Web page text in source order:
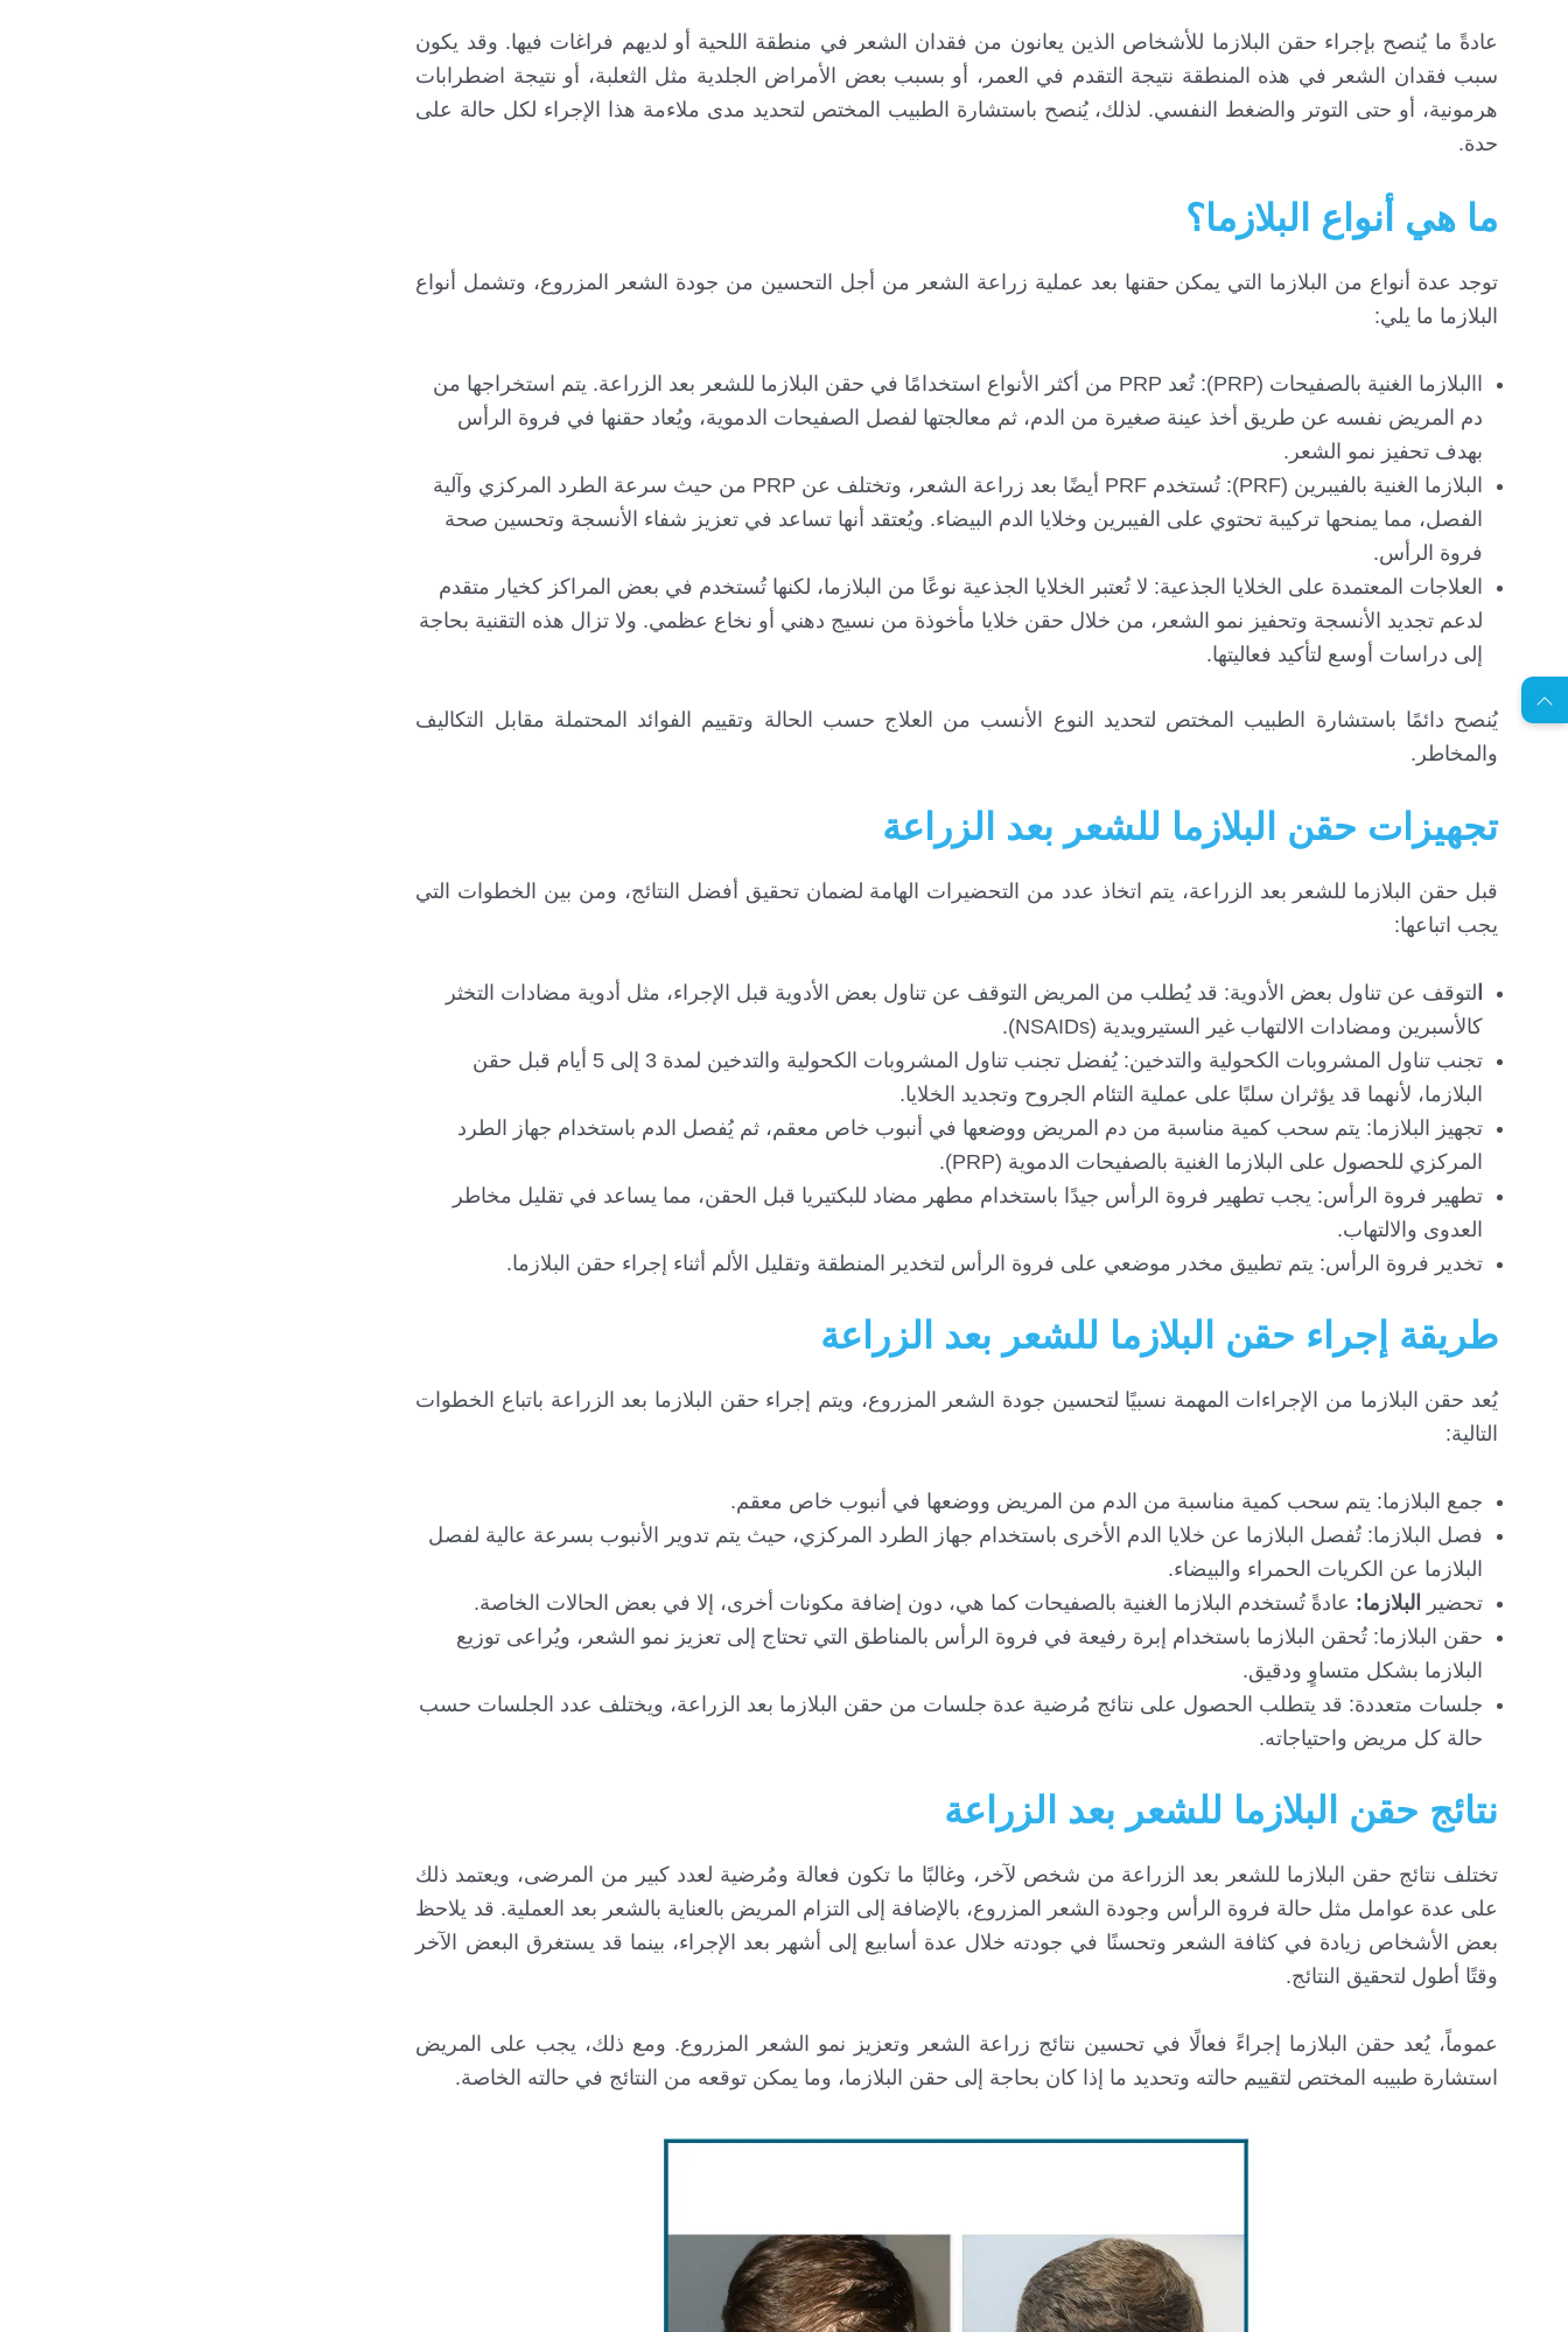
عادةً ما يُنصح بإجراء حقن البلازما للأشخاص الذين يعانون من فقدان الشعر في منطقة اللحية أو لديهم فراغات فيها. وقد يكون
سبب فقدان الشعر في هذه المنطقة نتيجة التقدم في العمر، أو بسبب بعض الأمراض الجلدية مثل الثعلبة، أو نتيجة اضطرابات
هرمونية، أو حتى التوتر والضغط النفسي. لذلك، يُنصح باستشارة الطبيب المختص لتحديد مدى ملاءمة هذا الإجراء لكل حالة على
حدة.
ما هي أنواع البلازما؟
توجد عدة أنواع من البلازما التي يمكن حقنها بعد عملية زراعة الشعر من أجل التحسين من جودة الشعر المزروع، وتشمل أنواع
البلازما ما يلي:
االبلازما الغنية بالصفيحات (PRP): تُعد PRP من أكثر الأنواع استخدامًا في حقن البلازما للشعر بعد الزراعة. يتم استخراجها من
دم المريض نفسه عن طريق أخذ عينة صغيرة من الدم، ثم معالجتها لفصل الصفيحات الدموية، ويُعاد حقنها في فروة الرأس
بهدف تحفيز نمو الشعر.
البلازما الغنية بالفيبرين (PRF): تُستخدم PRF أيضًا بعد زراعة الشعر، وتختلف عن PRP من حيث سرعة الطرد المركزي وآلية
الفصل، مما يمنحها تركيبة تحتوي على الفيبرين وخلايا الدم البيضاء. ويُعتقد أنها تساعد في تعزيز شفاء الأنسجة وتحسين صحة
فروة الرأس.
العلاجات المعتمدة على الخلايا الجذعية: لا تُعتبر الخلايا الجذعية نوعًا من البلازما، لكنها تُستخدم في بعض المراكز كخيار متقدم
لدعم تجديد الأنسجة وتحفيز نمو الشعر، من خلال حقن خلايا مأخوذة من نسيج دهني أو نخاع عظمي. ولا تزال هذه التقنية بحاجة
إلى دراسات أوسع لتأكيد فعاليتها.
يُنصح دائمًا باستشارة الطبيب المختص لتحديد النوع الأنسب من العلاج حسب الحالة وتقييم الفوائد المحتملة مقابل التكاليف
والمخاطر.
تجهيزات حقن البلازما للشعر بعد الزراعة
قبل حقن البلازما للشعر بعد الزراعة، يتم اتخاذ عدد من التحضيرات الهامة لضمان تحقيق أفضل النتائج، ومن بين الخطوات التي
يجب اتباعها:
لتوقف عن تناول بعض الأدوية: قد يُطلب من المريض التوقف عن تناول بعض الأدوية قبل الإجراء، مثل أدوية مضادات التخثر
كالأسبرين ومضادات الالتهاب غير الستيرويدية (NSAIDs).
تجنب تناول المشروبات الكحولية والتدخين: يُفضل تجنب تناول المشروبات الكحولية والتدخين لمدة 3 إلى 5 أيام قبل حقن
البلازما، لأنهما قد يؤثران سلبًا على عملية التئام الجروح وتجديد الخلايا.
تجهيز البلازما: يتم سحب كمية مناسبة من دم المريض ووضعها في أنبوب خاص معقم، ثم يُفصل الدم باستخدام جهاز الطرد
المركزي للحصول على البلازما الغنية بالصفيحات الدموية (PRP).
تطهير فروة الرأس: يجب تطهير فروة الرأس جيدًا باستخدام مطهر مضاد للبكتيريا قبل الحقن، مما يساعد في تقليل مخاطر
العدوى والالتهاب.
تخدير فروة الرأس: يتم تطبيق مخدر موضعي على فروة الرأس لتخدير المنطقة وتقليل الألم أثناء إجراء حقن البلازما.
طريقة إجراء حقن البلازما للشعر بعد الزراعة
يُعد حقن البلازما من الإجراءات المهمة نسبيًا لتحسين جودة الشعر المزروع، ويتم إجراء حقن البلازما بعد الزراعة باتباع الخطوات
التالية:
جمع البلازما: يتم سحب كمية مناسبة من الدم من المريض ووضعها في أنبوب خاص معقم.
فصل البلازما: تُفصل البلازما عن خلايا الدم الأخرى باستخدام جهاز الطرد المركزي، حيث يتم تدوير الأنبوب بسرعة عالية لفصل
البلازما عن الكريات الحمراء والبيضاء.
تحضير
البلازما: عادةً تُستخدم البلازما الغنية بالصفيحات كما هي، دون إضافة مكونات أخرى، إلا في بعض الحالات الخاصة.
حقن البلازما: تُحقن البلازما باستخدام إبرة رفيعة في فروة الرأس بالمناطق التي تحتاج إلى تعزيز نمو الشعر، ويُراعى توزيع
البلازما بشكل متساوٍ ودقيق.
جلسات متعددة: قد يتطلب الحصول على نتائج مُرضية عدة جلسات من حقن البلازما بعد الزراعة، ويختلف عدد الجلسات حسب
حالة كل مريض واحتياجاته.
نتائج حقن البلازما للشعر بعد الزراعة
تختلف نتائج حقن البلازما للشعر بعد الزراعة من شخص لآخر، وغالبًا ما تكون فعالة ومُرضية لعدد كبير من المرضى، ويعتمد ذلك
على عدة عوامل مثل حالة فروة الرأس وجودة الشعر المزروع، بالإضافة إلى التزام المريض بالعناية بالشعر بعد العملية. قد يلاحظ
بعض الأشخاص زيادة في كثافة الشعر وتحسنًا في جودته خلال عدة أسابيع إلى أشهر بعد الإجراء، بينما قد يستغرق البعض الآخر
وقتًا أطول لتحقيق النتائج.
عموماً، يُعد حقن البلازما إجراءً فعالًا في تحسين نتائج زراعة الشعر وتعزيز نمو الشعر المزروع. ومع ذلك، يجب على المريض
استشارة طبيبه المختص لتقييم حالته وتحديد ما إذا كان بحاجة إلى حقن البلازما، وما يمكن توقعه من النتائج في حالته الخاصة.
ل
ا
س
ت
ش
ا
ر
ة
م
ج
ا
ن
ي
ة